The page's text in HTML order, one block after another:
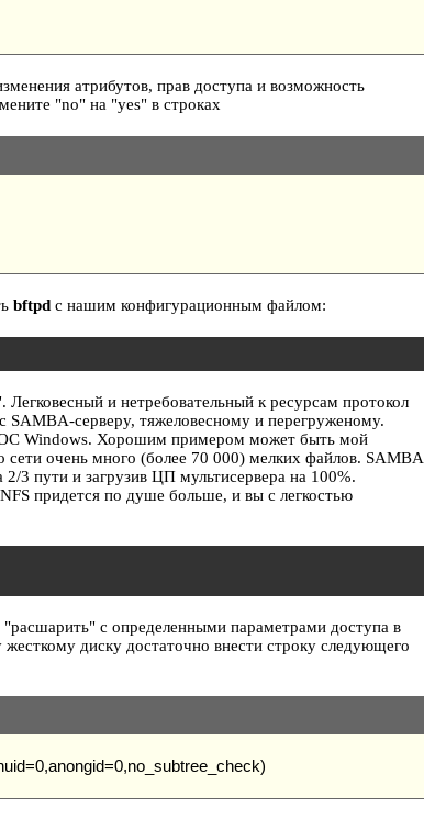
атрибутов, прав доступа и возможность
"no" на "yes" в строках
bftpd с нашим конфигурационным файлом:
и нетребовательный к ресурсам протокол
серверу, тяжеловесному и перегруженому.
ОС Windows. Хорошим примером может быть мой
сети очень много (более 70 000) мелких файлов. SAMBA
2/3 пути и загрузив ЦП мультисервера на 100%.
придется по душе больше, и вы с легкостью
с определенными параметрами доступа в
диску достаточно внести строку следующего